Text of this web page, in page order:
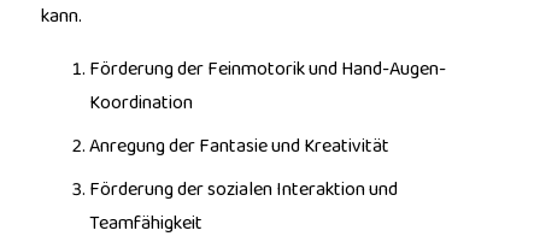
kann.
Förderung der Feinmotorik und Hand-Augen-
Koordination
Anregung der Fantasie und Kreativität
Förderung der sozialen Interaktion und
Teamfähigkeit